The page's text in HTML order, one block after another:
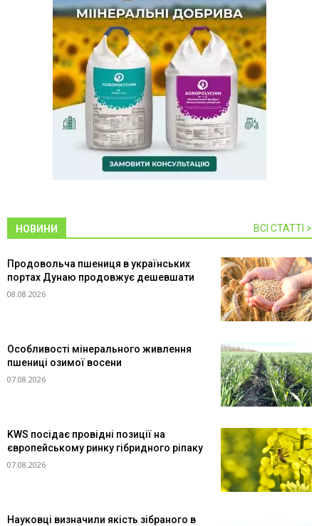
НОВИНИ ВСІ СТАТТІ >
Продовольча пшениця в українських
портах Дунаю продовжує дешевшати
08.08.2026
Особливості мінерального живлення
пшениці озимої восени
07.08.2026
KWS посідає провідні позиції на
європейському ринку гібридного ріпаку
07.08.2026
Науковці визначили якість зібраного в